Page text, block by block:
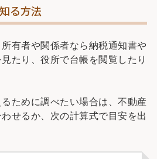
る方法
有者や関係者なら納税通知書や
たり、役所で台帳を閲覧したり
ために調べたい場合は、不動産
せるか、次の計算式で目安を出